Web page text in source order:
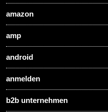
amazon
amp
android
anmelden
b2b unternehmen